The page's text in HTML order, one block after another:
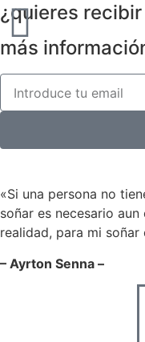
¿quieres recibir
más
«Si una persona no
soñar es necesario
realidad, para mi
– Ayrton Senna –